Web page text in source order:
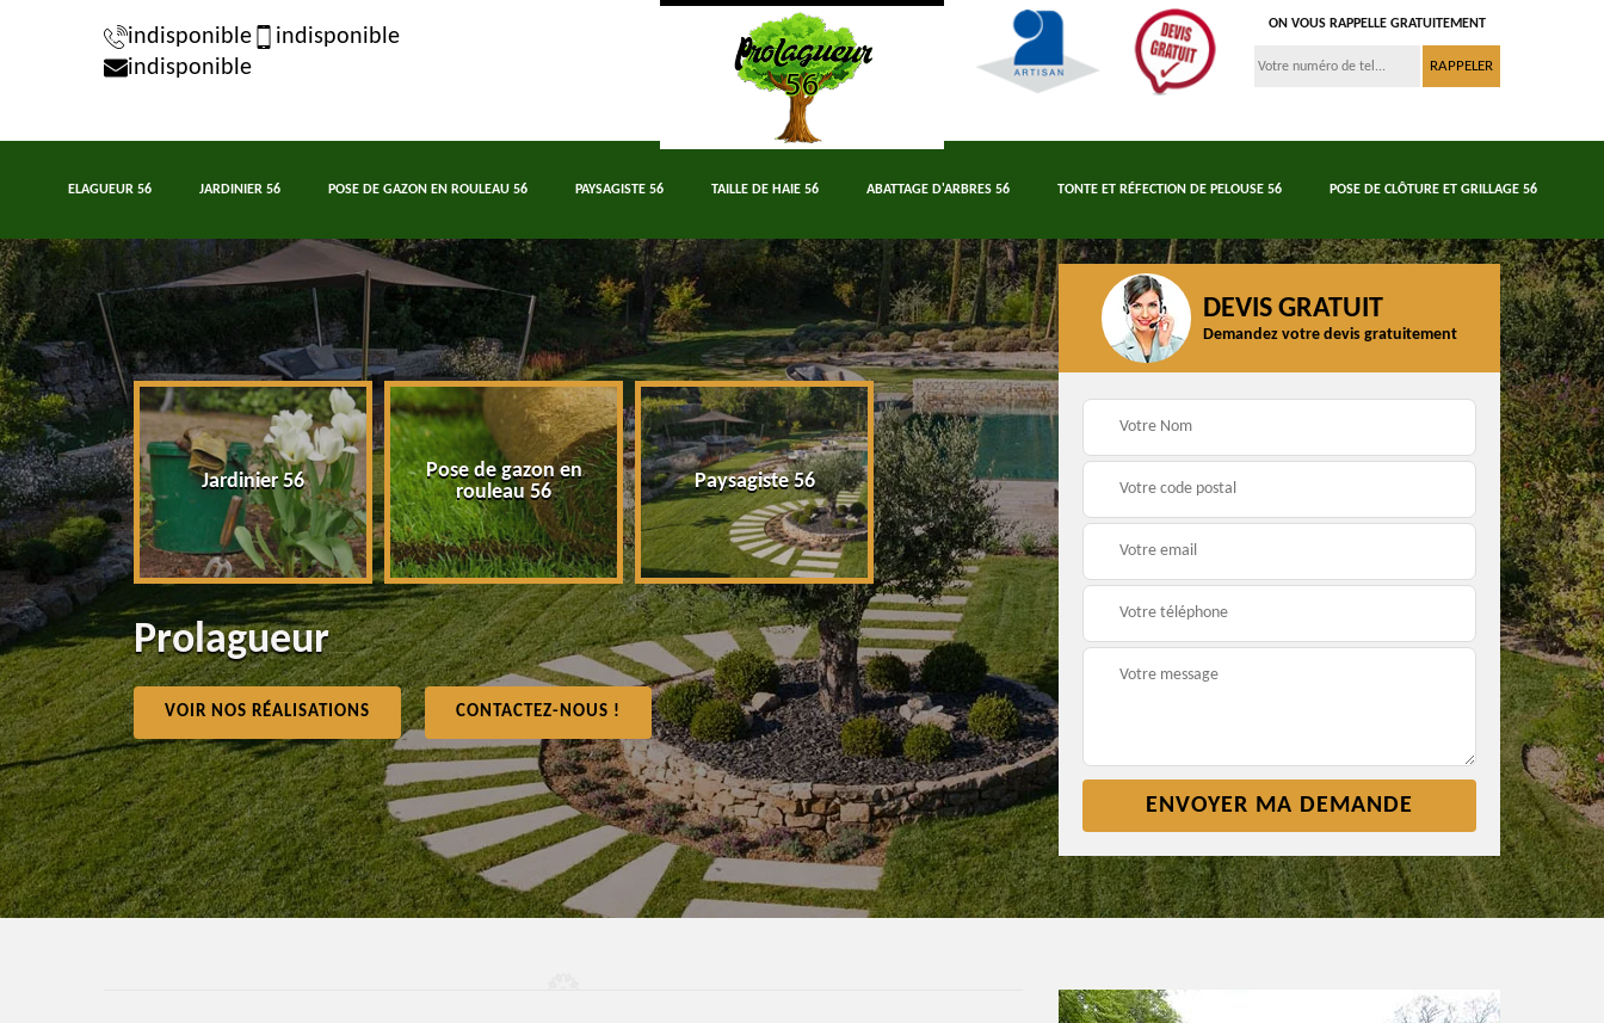
indisponible
indisponible
indisponible
ON VOUS RAPPELLE GRATUITEMENT
ELAGUEUR 56 JARDINIER 56 POSE DE GAZON EN ROULEAU 56 PAYSAGISTE 56 TAILLE DE HAIE 56 ABATTAGE D'ARBRES 56 TONTE ET RÉFECTION DE PELOUSE 56 POSE DE CLÔTURE ET GRILLAGE 56
56 Jardinier 56
Pose de gazon en
rouleau 56
Paysagiste 56 Taille de haie 56 Abattage d'arbres 56
Tonte et réfection de
pelouse 56
Prolagueur
VOIR NOS RÉALISATIONS CONTACTEZ-NOUS !
DEVIS GRATUIT
Demandez votre devis gratuitement